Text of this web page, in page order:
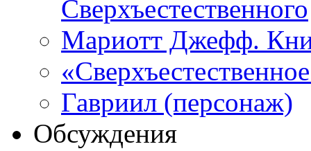
Сверхъестественного
Мариотт Джефф.
Гавриил (персонаж)
Обсуждения